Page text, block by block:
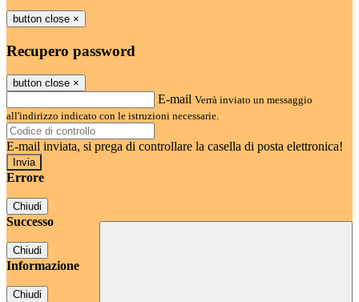
button close ×
Recupero password
button close ×
E-mail Verrà inviato un messaggio
all'indirizzo indicato con le istruzioni necessarie.
E-mail inviata, si prega di controllare la casella di posta elettronica!
Errore
Chiudi
Successo
Chiudi
Informazione
Chiudi